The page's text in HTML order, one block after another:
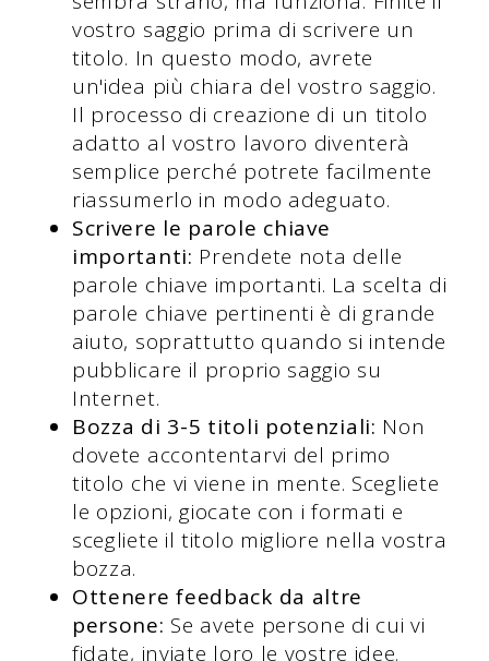
vostro saggio prima di scrivere un
titolo. In questo modo, avrete
un'idea più chiara del vostro saggio.
Il processo di creazione di un titolo
adatto al vostro lavoro diventerà
semplice perché potrete facilmente
riassumerlo in modo adeguato.
Scrivere le parole chiave
importanti: Prendete nota delle
parole chiave importanti. La scelta di
parole chiave pertinenti è di grande
aiuto, soprattutto quando si intende
pubblicare il proprio saggio su
Internet.
Bozza di 3-5 titoli potenziali: Non
dovete accontentarvi del primo
titolo che vi viene in mente. Scegliete
le opzioni, giocate con i formati e
scegliete il titolo migliore nella vostra
bozza.
Ottenere feedback da altre
persone: Se avete persone di cui vi
fidate, inviate loro le vostre idee.